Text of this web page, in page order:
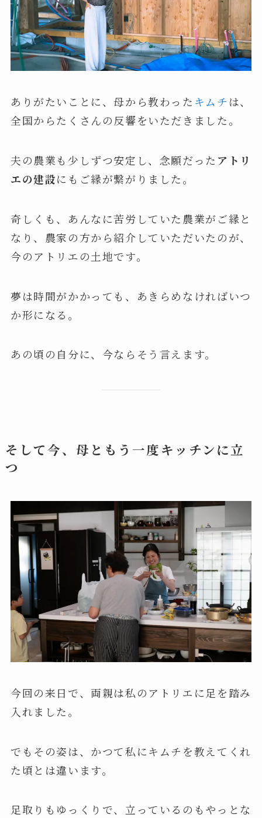
ありがたいことに、母から教わった キムチは、
全国からたくさんの反響をいただきました。
夫の農業も少しずつ安定し、念願だった アトリ
エの建設にもご縁が繋がりました。
奇しくも、あんなに苦労していた農業がご縁と
なり、農家の方から紹介していただいたのが、
今のアトリエの土地です。
夢は時間がかかっても、あきらめなければいつ
か形になる。
あの頃の自分に、今ならそう言えます。
そして今、母ともう一度キッチンに立
つ
今回の来日で、両親は私のアトリエに足を踏み
入れました。
でもその姿は、かつて私にキムチを教えてくれ
た頃とは違います。
足取りもゆっくりで、立っているのもやっとな